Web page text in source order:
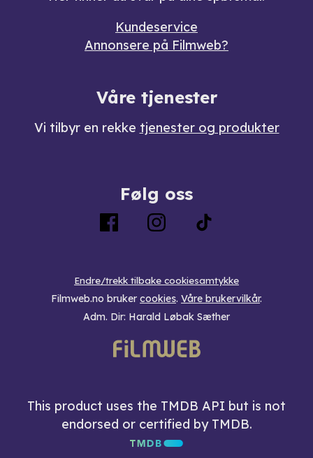
Kundeservice
Annonsere på Filmweb?
Våre tjenester
Vi tilbyr en rekke tjenester og produkter
Følg oss
Endre/trekk tilbake cookiesamtykke
Filmweb.no bruker cookies. Våre brukervilkår.
Adm. Dir: Harald Løbak Sæther
This product uses the TMDB API but is not
endorsed or certified by TMDB.